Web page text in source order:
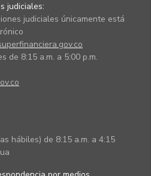
judiciales:
judiciales únicamente está
de 8:15 a.m. a 5:00 p.m.
hábiles) de 8:15 a.m. a 4:15